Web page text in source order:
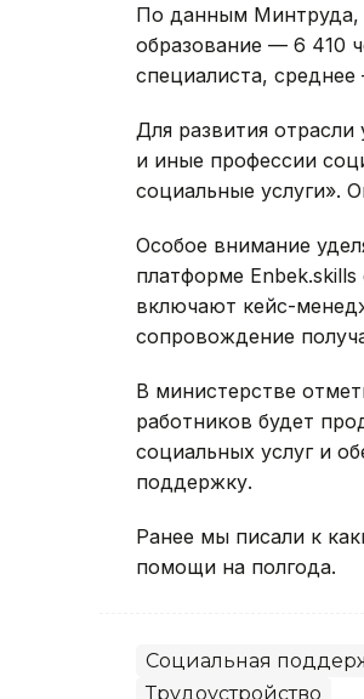
По данным Минтруда,
образование — 6 410
специалиста,
Для развития
и иные профессии
социальные услуги».
Особое внимание
платформе
включают кейс-
сопровождение
В министерстве
работников будет
социальных услуг и
поддержку.
Ранее мы писали к
помощи на полгода.
Социальная
Трудоустройство